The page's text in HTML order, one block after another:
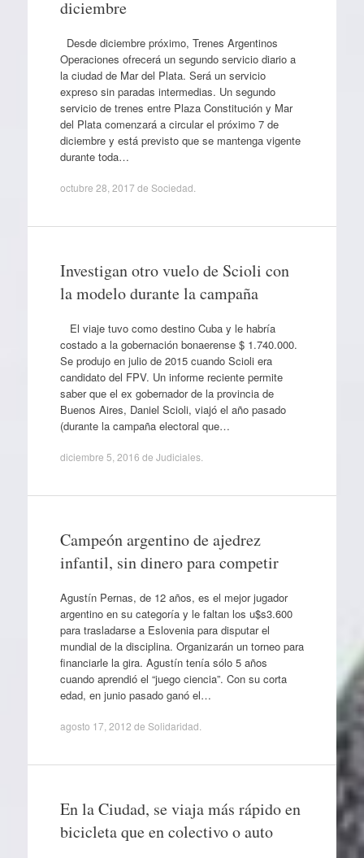
diciembre
Desde diciembre próximo, Trenes Argentinos
Operaciones ofrecerá un segundo servicio diario a
la ciudad de Mar del Plata. Será un servicio
expreso sin paradas intermedias. Un segundo
servicio de trenes entre Plaza Constitución y Mar
del Plata comenzará a circular el próximo 7 de
diciembre y está previsto que se mantenga vigente
durante toda…
octubre 28, 2017 de Sociedad
Investigan otro vuelo de Scioli con
la modelo durante la campaña
El viaje tuvo como destino Cuba y le habría
costado a la gobernación bonaerense $ 1.740.000.
Se produjo en julio de 2015 cuando Scioli era
candidato del FPV. Un informe reciente permite
saber que el ex gobernador de la provincia de
Buenos Aires, Daniel Scioli, viajó el año pasado
(durante la campaña electoral que…
diciembre 5, 2016 de Judiciales.
Campeón argentino de ajedrez
infantil, sin dinero para competir
Agustín Pernas, de 12 años, es el mejor jugador
argentino en su categoría y le faltan los u$s3.600
para trasladarse a Eslovenia para disputar el
mundial de la disciplina. Organizarán un torneo para
financiarle la gira. Agustín tenía sólo 5 años
cuando aprendió el “juego ciencia”. Con su corta
edad, en junio pasado ganó el…
agosto 17, 2012 de Solidaridad
En la Ciudad, se viaja más rápido en
bicicleta que en colectivo o auto